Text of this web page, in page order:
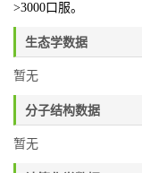
>3000口服。
生态学数据
暂无
分子结构数据
暂无